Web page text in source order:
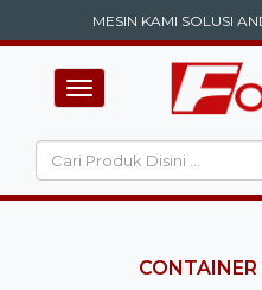
MESIN KAMI SOLUSI
Toggle
navigation